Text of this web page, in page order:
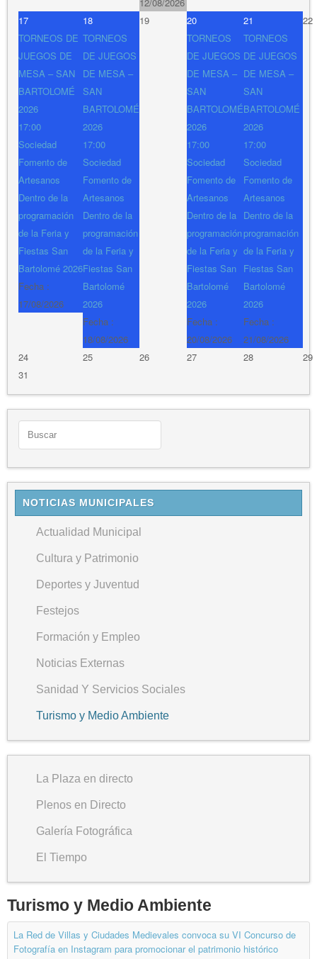
17
TORNEOS DE
JUEGOS DE
MESA – SAN
BARTOLOMÉ
2026
17:00
Sociedad
Fomento de
Artesanos
Dentro de la
programación
de la Feria y
Fiestas San
Bartolomé 2026
Fecha :
17/08/2026
18
TORNEOS
DE JUEGOS
DE MESA –
SAN
BARTOLOMÉ
2026
17:00
Sociedad
Fomento de
Artesanos
Dentro de la
programación
de la Feria y
Fiestas San
Bartolomé
2026
Fecha :
18/08/2026
19
20
TORNEOS
DE JUEGOS
DE MESA –
SAN
BARTOLOMÉ
2026
17:00
Sociedad
Fomento de
Artesanos
Dentro de la
programación
de la Feria y
Fiestas San
Bartolomé
2026
Fecha :
20/08/2026
21
TORNEOS
DE JUEGOS
DE MESA –
SAN
BARTOLOMÉ
2026
17:00
Sociedad
Fomento de
Artesanos
Dentro de la
programación
de la Feria y
Fiestas San
Bartolomé
2026
Fecha :
21/08/2026
22
24 25 26 27 28
29
31
NOTICIAS MUNICIPALES
Actualidad Municipal
Cultura y Patrimonio
Deportes y Juventud
Festejos
Formación y Empleo
Noticias Externas
Sanidad Y Servicios Sociales
Turismo y Medio Ambiente
La Plaza en directo
Plenos en Directo
Galería Fotográfica
El Tiempo
Turismo y Medio Ambiente
La Red de Villas y Ciudades Medievales convoca su VI Concurso de
Fotografía en Instagram para promocionar el patrimonio histórico